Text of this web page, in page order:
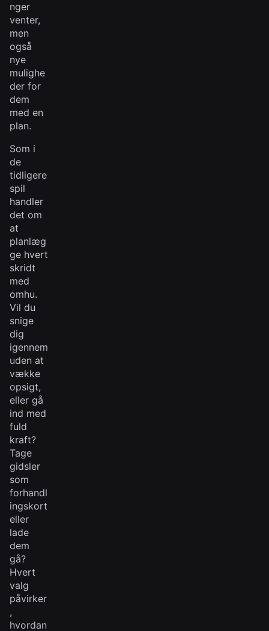
nger
venter,
men
også
nye
mulighe
der for
dem
med en
plan.
Som i
de
tidligere
spil
handler
det om
at
planlæg
ge hvert
skridt
med
omhu.
Vil du
snige
dig
igennem
uden at
vække
opsigt,
eller gå
ind med
fuld
kraft?
Tage
gidsler
som
forhandl
ingskort
eller
lade
dem
gå?
Hvert
valg
påvirker
,
hvordan